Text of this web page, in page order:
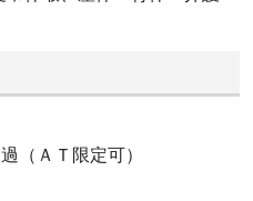
（ＡＴ限定可）